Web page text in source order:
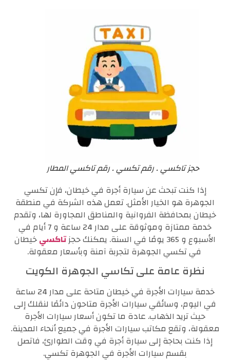
حجز تاكسي . رقم تكسي . رقم تاكسي المطار
إذا كنت تبحث عن سيارة أجرة في خيطان، فإن تكسي
الجوهرة هو الخيار الأمثل. تعمل هذه الشركة في منطقة
خيطان بمحافظة الفروانية والمناطق المجاورة لها، وتقدم
خدمة ممتازة وموثوقة على مدار 24 ساعة و 7 أيام في
الأسبوع و 365 يومًا في السنة. يمكنك حجز
تاكسيخيطان
في تكسي الجوهرة لتجربة آمنة وبأسعار معقولة.
نظرة عامة على تكاسي الجوهرة الكويت
خدمة سيارات الأجرة في خيطان متاحة على مدار 24 ساعة
في اليوم، وسائقي سيارات الأجرة متاحون دائمًا لنقلك إلى
حيث تريد الذهاب. عادة ما تكون أسعار سيارات الأجرة
معقولة، وتقع مكاتب سيارات الأجرة في جميع أنحاء المدينة.
إذا كنت بحاجة إلى سيارة أجرة في وقت الطوارئ، فاتصل
بقسم سيارات الأجرة في الجوهرة تكسي.